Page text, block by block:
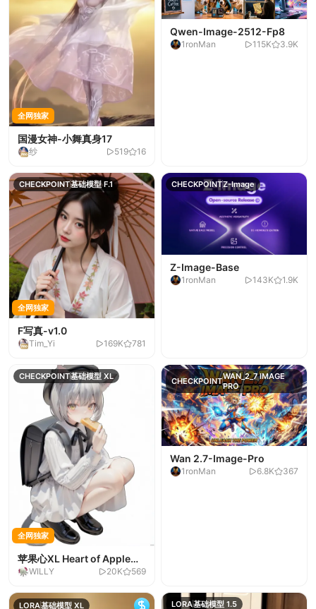
全网独家
国漫女神-小舞真身17
纱 519 16
Qwen-Image-2512-Fp8
1ronMan 115K 3.9K
CHECKPOINT基础模型 F.1
全网独家
F写真-v1.0
Tim_Yi 169K 781
CHECKPOINTZ-Image
Z-Image-Base
1ronMan 143K 1.9K
CHECKPOINT基础模型 XL
全网独家
苹果心XL Heart of Apple
XL-正式版V3
WILLY 20K 569
CHECKPOINTWAN_2_7 IMAGE
PRO
Wan 2.7-Image-Pro
1ronMan 6.8K 367
LORA基础模型 XL LORA基础模型 1.5